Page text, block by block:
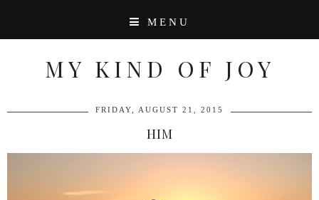
MENU
MY KIND OF JOY
FRIDAY, AUGUST 21, 2015
HIM